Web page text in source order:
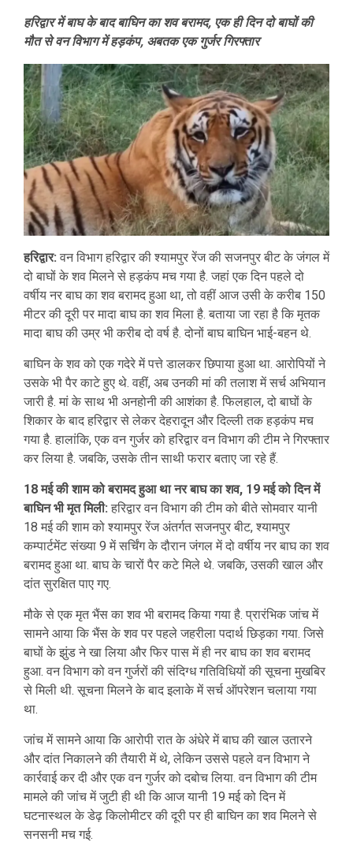
हरिद्वार में बाघ के बाद बाघिन का शव बरामद, एक ही दिन दो बाघों की
मौत से वन विभाग में हड़कंप, अबतक एक गुर्जर गिरफ्तार
हरिद्वार: वन विभाग हरिद्वार की श्यामपुर रेंज की सजनपुर बीट के जंगल में
दो बाघों के शव मिलने से हड़कंप मच गया है. जहां एक दिन पहले दो
वर्षीय नर बाघ का शव बरामद हुआ था, तो वहीं आज उसी के करीब 150
मीटर की दूरी पर मादा बाघ का शव मिला है. बताया जा रहा है कि मृतक
मादा बाघ की उम्र भी करीब दो वर्ष है. दोनों बाघ बाघिन भाई-बहन थे.
बाघिन के शव को एक गदेरे में पत्ते डालकर छिपाया हुआ था. आरोपियों ने
उसके भी पैर काटे हुए थे. वहीं, अब उनकी मां की तलाश में सर्च अभियान
जारी है. मां के साथ भी अनहोनी की आशंका है. फिलहाल, दो बाघों के
शिकार के बाद हरिद्वार से लेकर देहरादून और दिल्ली तक हड़कंप मच
गया है. हालांकि, एक वन गुर्जर को हरिद्वार वन विभाग की टीम ने गिरफ्तार
कर लिया है. जबकि, उसके तीन साथी फरार बताए जा रहे हैं.
18 मई की शाम को बरामद हुआ था नर बाघ का शव, 19 मई को दिन में
बाघिन भी मृत मिली: हरिद्वार वन विभाग की टीम को बीते सोमवार यानी
18 मई की शाम को श्यामपुर रेंज अंतर्गत सजनपुर बीट, श्यामपुर
कम्पार्टमेंट संख्या 9 में सर्चिंग के दौरान जंगल में दो वर्षीय नर बाघ का शव
बरामद हुआ था. बाघ के चारों पैर कटे मिले थे. जबकि, उसकी खाल और
दांत सुरक्षित पाए गए.
मौके से एक मृत भैंस का शव भी बरामद किया गया है. प्रारंभिक जांच में
सामने आया कि भैंस के शव पर पहले जहरीला पदार्थ छिड़का गया. जिसे
बाघों के झुंड ने खा लिया और फिर पास में ही नर बाघ का शव बरामद
हुआ. वन विभाग को वन गुर्जरों की संदिग्ध गतिविधियों की सूचना मुखबिर
से मिली थी. सूचना मिलने के बाद इलाके में सर्च ऑपरेशन चलाया गया
था.
जांच में सामने आया कि आरोपी रात के अंधेरे में बाघ की खाल उतारने
और दांत निकालने की तैयारी में थे, लेकिन उससे पहले वन विभाग ने
कार्रवाई कर दी और एक वन गुर्जर को दबोच लिया. वन विभाग की टीम
मामले की जांच में जुटी ही थी कि आज यानी 19 मई को दिन में
घटनास्थल के डेढ़ किलोमीटर की दूरी पर ही बाघिन का शव मिलने से
सनसनी मच गई.